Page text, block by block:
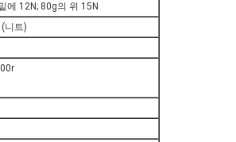
에 12N; 80g의 위 15N
니트)